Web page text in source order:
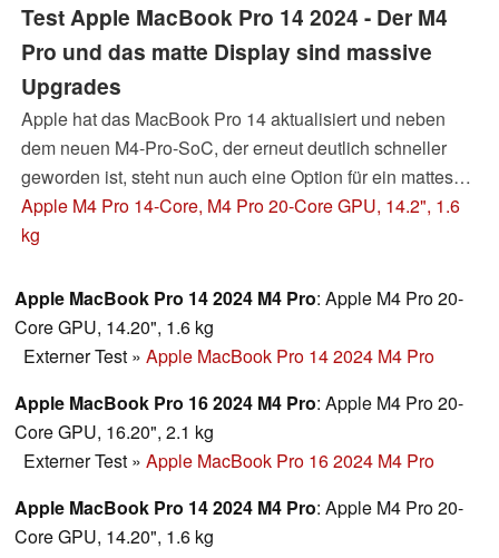
Test Apple MacBook Pro 14 2024 - Der M4
Pro und das matte Display sind massive
Upgrades
Apple hat das MacBook Pro 14 aktualisiert und neben
dem neuen M4-Pro-SoC, der erneut deutlich schneller
geworden ist, steht nun auch eine Option für ein mattes
Display zur Verfügung. Zudem bekommt die Webcam ein
Upgrade von 2 auf 12 MP und bei den Anschlüssen gibt
kleinen M4 Pro
Apple M4 Pro 14-Core, M4 Pro 20-Core GPU, 14.2", 1.6
kg
Apple MacBook Pro 14 2024 M4 Pro: Apple M4 Pro 20-
Core GPU, 14.20", 1.6 kg
Externer Test » Apple MacBook Pro 14 2024 M4 Pro
Apple MacBook Pro 16 2024 M4 Pro: Apple M4 Pro 20-
Core GPU, 16.20", 2.1 kg
Externer Test » Apple MacBook Pro 16 2024 M4 Pro
Apple MacBook Pro 14 2024 M4 Pro: Apple M4 Pro 20-
Core GPU, 14.20", 1.6 kg